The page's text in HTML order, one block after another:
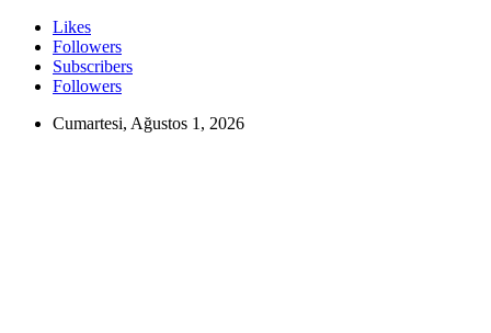
Likes
Followers
Subscribers
Followers
Cumartesi, Ağustos 1, 2026